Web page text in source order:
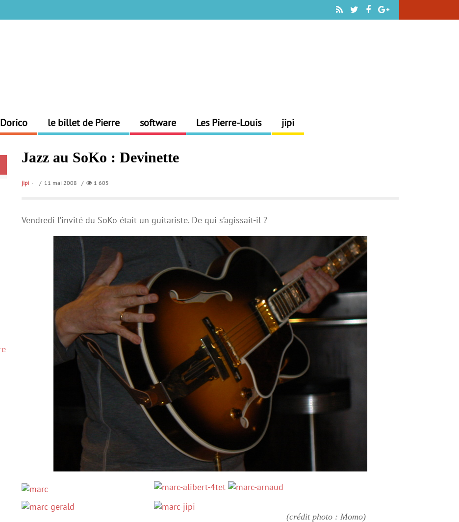
Dorico le billet de Pierre software Les Pierre-Louis jipi
Jazz au SoKo : Devinette
jipi / 11 mai 2008 / 1 605
Vendredi l’invité du SoKo était un guitariste. De qui s’agissait-il ?
(crédit photo : Momo)